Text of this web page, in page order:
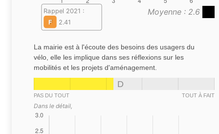
Moyenne : 2.6
Rappel 2021 :
F
2.41
La mairie est à l'écoute des besoins des usagers du
vélo, elle les implique dans ses réflexions sur les
mobilités et les projets d'aménagement.
D
PAS DU TOUT TOUT À FAIT
Dans le détail,